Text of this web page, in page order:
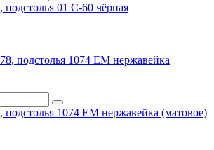
подстолья 01 С-60 чёрная
подстолья 1074 ЕМ нержавейка (матовое)